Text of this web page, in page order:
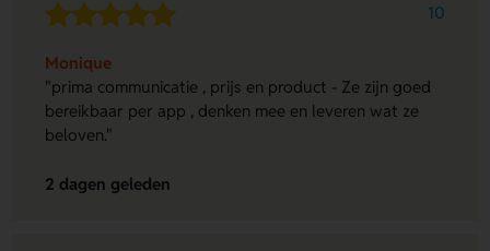
10
Monique
"prima communicatie , prijs en product - Ze zijn goed
bereikbaar per app , denken mee en leveren wat ze
beloven."
2 dagen geleden